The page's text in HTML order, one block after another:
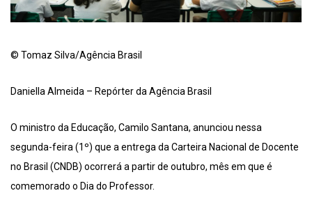
© Tomaz Silva/Agência Brasil
Daniella Almeida – Repórter da Agência Brasil
O ministro da Educação, Camilo Santana, anunciou nessa
segunda-feira (1º) que a entrega da Carteira Nacional de Docente
no Brasil (CNDB) ocorrerá a partir de outubro, mês em que é
comemorado o Dia do Professor.